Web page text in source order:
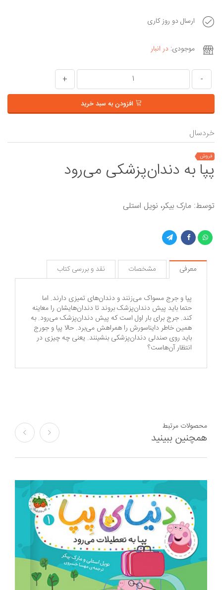
ارسال دو روز کاری
موجودی: در انبار
-
+
افزودن به سبد خرید
خردسال
فروش
پپا به دندان‌پزشکی می‌رود
توسط: مارک بیکر، نویل استلی
معرفی مشخصات نقد و بررسی کتاب
پپا و جرج مسواک می‌زنند و دندان‌های تمیزی دارند. اما
حتما باید پیش دندان‌پزشک بروند تا دندان‌هایشان را معاینه
کند. جرج برای بار اول است که پیش دندان‌پزشک می‌رود. به
همین خاطر دایناسورش را همراهش می‌برد. حالا پپا و جورج
باید روی صندلی دندان‌پزشکی بنشینند. یعنی چه چیزی در
انتظار آن‌هاست؟
محصولات مرتبط
همچنین ببینید